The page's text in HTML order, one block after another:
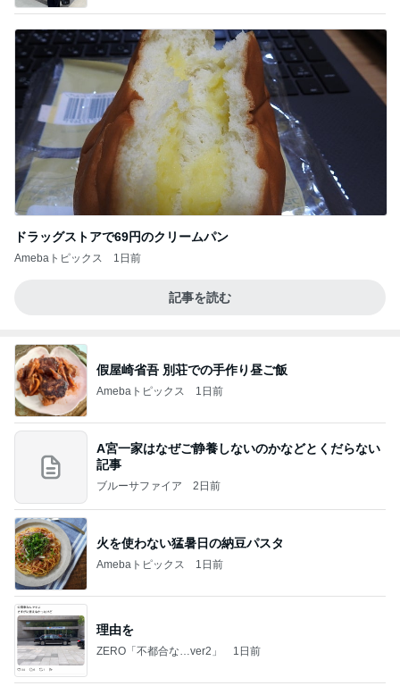
ドラッグストアで69円のクリームパン
Amebaトピックス 1日前
記事を読む
假屋崎省吾 別荘での手作り昼ご飯
Amebaトピックス 1日前
A宮一家はなぜご静養しないのかなどとくだらない
記事
ブルーサファイア 2日前
火を使わない猛暑日の納豆パスタ
Amebaトピックス 1日前
理由を
ZERO「不都合な…ver2」 1日前